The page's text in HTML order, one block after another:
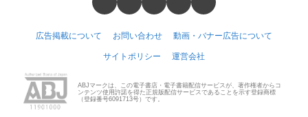
広告掲載について お問い合わせ 動画・バナー広告について
サイトポリシー 運営会社
ABJマークは、この電子書店・電子書籍配信サービスが、著作権者からコ
ンテンツ使用許諾を得た正規版配信サービスであることを示す登録商標
（登録番号6091713号）です。